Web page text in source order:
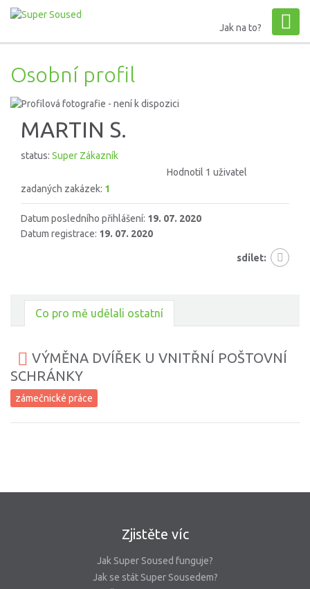
Jak na to?
Osobní profil
MARTIN S.
status: Super Zákazník
Hodnotil 1 uživatel
zadaných zakázek: 1
Datum posledního přihlášení: 19. 07. 2020
Datum registrace: 19. 07. 2020
sdílet:
Co pro mě udělali ostatní
VÝMĚNA DVÍŘEK U VNITŘNÍ POŠTOVNÍ
SCHRÁNKY
zámečnické práce
Zjistěte víc
Jak Super Soused funguje?
Jak se stát Super Sousedem?